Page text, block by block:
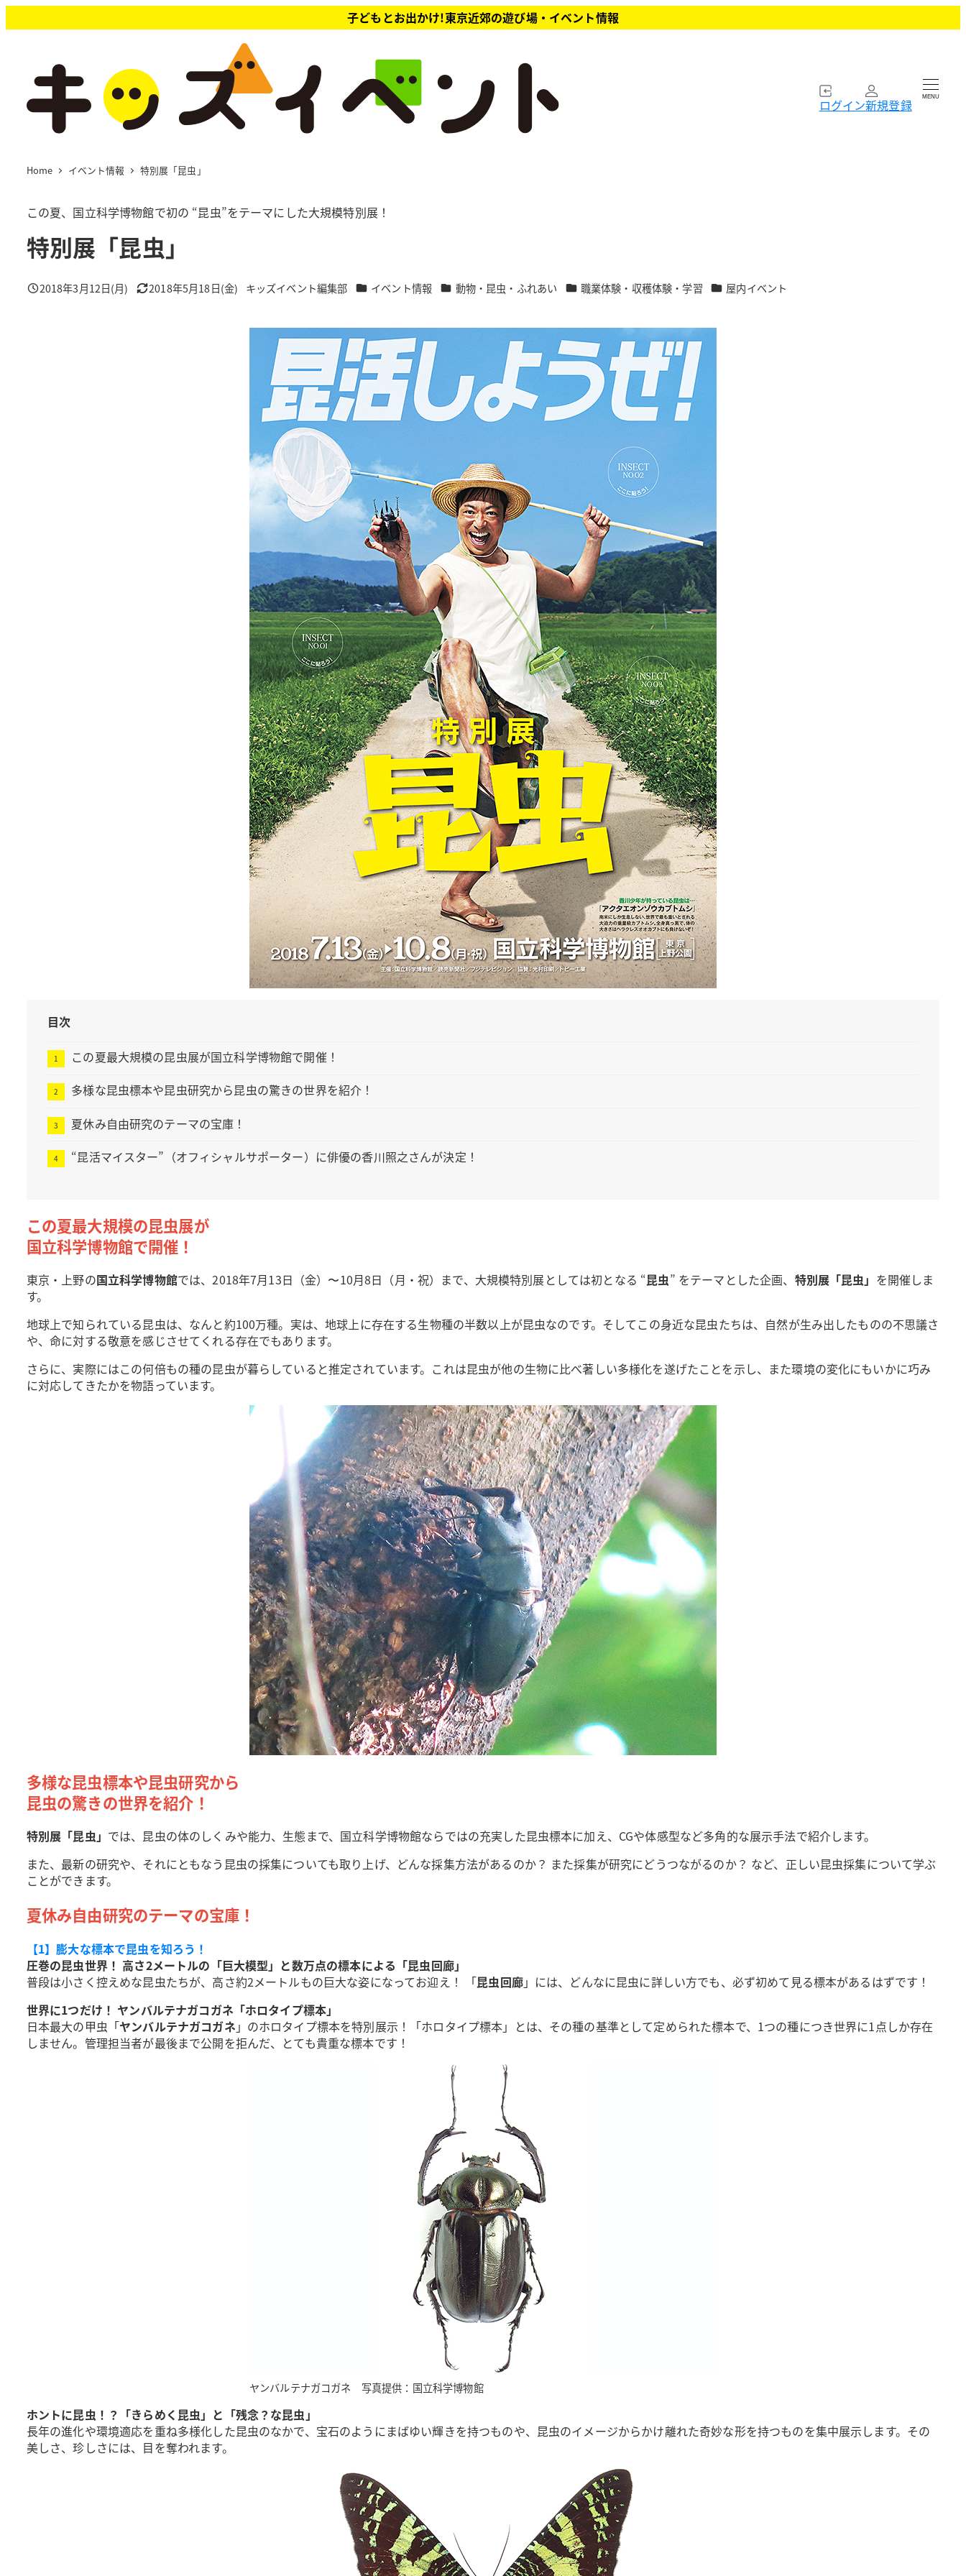
イ
子どもとお出かけ!東京近郊の遊び場・イベント情報
ログイン新規登録 MENU
Home イベント情報 特別展「昆虫」
この夏、国立科学博物館で初の “昆虫”をテーマにした大規模特別展！
特別展「昆虫」
投稿日
2018年3月12日(月) 更新日
2018年5月18日(金)
著
キッズイベント編集部 カテゴリー
イベント情報 カテゴリー
動物・昆虫・ふれあい カテゴリー
職業体験・収穫体験・学習 カテゴリー
屋内イベント
目次
この夏最大規模の昆虫展が国立科学博物館で開催！
多様な昆虫標本や昆虫研究から昆虫の驚きの世界を紹介！
夏休み自由研究のテーマの宝庫！
“昆活マイスター”（オフィシャルサポーター）に俳優の香川照之さんが決定！
この夏最大規模の昆虫展が
国立科学博物館で開催！
東京・上野の国立科学博物館では、2018年7月13日（金）〜10月8日（月・祝）まで、大規模特別展としては初となる “昆虫” をテーマとした企画、 特別展「昆虫」 を開催しま
す。
地球上で知られている昆虫は、なんと約100万種。実は、地球上に存在する生物種の半数以上が昆虫なのです。そしてこの身近な昆虫たちは、自然が生み出したものの不思議さ
や、命に対する敬意を感じさせてくれる存在でもあります。
さらに、実際にはこの何倍もの種の昆虫が暮らしていると推定されています。これは昆虫が他の生物に比べ著しい多様化を遂げたことを示し、また環境の変化にもいかに巧み
に対応してきたかを物語っています。
多様な昆虫標本や昆虫研究から
昆虫の驚きの世界を紹介！
特別展「昆虫」 では、昆虫の体のしくみや能力、生態まで、国立科学博物館ならではの充実した昆虫標本に加え、CGや体感型など多角的な展示手法で紹介します。
また、最新の研究や、それにともなう昆虫の採集についても取り上げ、どんな採集方法があるのか？ また採集が研究にどうつながるのか？ など、正しい昆虫採集について学ぶ
ことができます。
夏休み自由研究のテーマの宝庫！
【1】膨大な標本で昆虫を知ろう！
圧巻の昆虫世界！ 高さ2メートルの「巨大模型」と数万点の標本による「昆虫回廊」
普段は小さく控えめな昆虫たちが、高さ約2メートルもの巨大な姿になってお迎え！ 「昆虫回廊」には、どんなに昆虫に詳しい方でも、必ず初めて見る標本があるはずです！
世界に1つだけ！ ヤンバルテナガコガネ「ホロタイプ標本」
日本最大の甲虫「ヤンバルテナガコガネ 」のホロタイプ標本を特別展示！「ホロタイプ標本」とは、その種の基準として定められた標本で、1つの種につき世界に1点しか存在
しません。管理担当者が最後まで公開を拒んだ、とても貴重な標本です！
ヤンバルテナガコガネ 写真提供：国立科学博物館
ホントに昆虫！？「きらめく昆虫」と「残念？な昆虫」
長年の進化や環境適応を重ね多様化した昆虫のなかで、宝石のようにまばゆい輝きを持つものや、昆虫のイメージからかけ離れた奇妙な形を持つものを集中展示します。その
美しさ、珍しさには、目を奪われます。